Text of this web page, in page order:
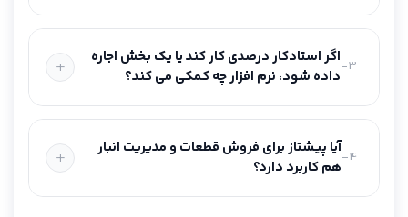
3- اگر استادکار درصدی کار کند یا یک بخش اجاره
داده شود، نرم افزار چه کمکی می کند؟
4- آیا پیشتاز برای فروش قطعات و مدیریت انبار
هم کاربرد دارد؟